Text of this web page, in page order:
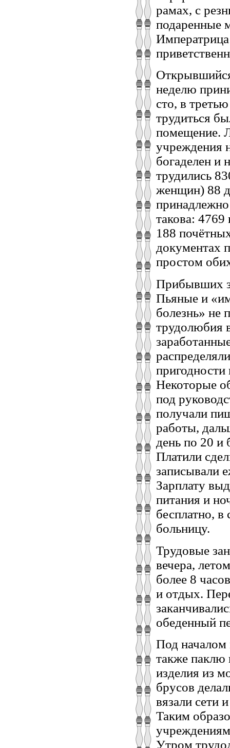
рамах, с
подаренные
неделю
сто, в
трудиться
помещение.
учреждения
богаделен и
трудились
женщин) 88
такова:
188
документах
простом
Прибывших
Пьяные и
болезнь» не
трудолюбия
пригодности
Некоторые
под
получали
работы,
день по 20 и
Платили
записывали
Зарплату
питания и
бесплатно,
больницу.
Трудовые
вечера,
более 8
и отдых.
обеденный
Под началом
также паклю
изделия из
брусов
вязали сети
Таким
Утром